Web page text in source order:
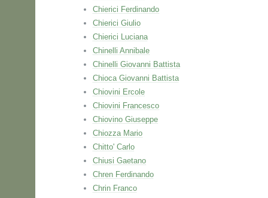
Chierici Ferdinando
Chierici Giulio
Chierici Luciana
Chinelli Annibale
Chinelli Giovanni Battista
Chioca Giovanni Battista
Chiovini Ercole
Chiovini Francesco
Chiovino Giuseppe
Chiozza Mario
Chitto' Carlo
Chiusi Gaetano
Chren Ferdinando
Chrin Franco